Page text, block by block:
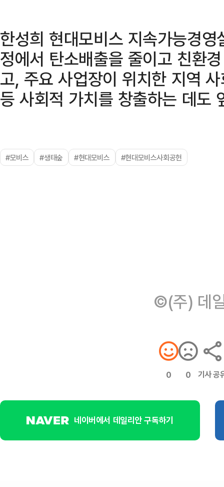
한성희 현대모비스 지속가능경
정에서 탄소배출을 줄이고 친환
고, 주요 사업장이 위치한 지역
등 사회적 가치를 창출하는 데도
#모비스 #생태숲 #현대모비스 #현대모비스사회공헌
©(주) 데
0 0 기사 공
네이버에서 데일리안 구독하기